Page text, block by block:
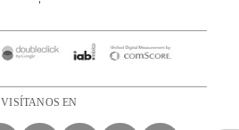
VISÍTANOS EN